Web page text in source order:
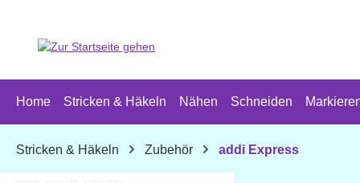
Home Stricken & Häkeln Nähen Schneiden
Stricken & Häkeln Zubehör addi Express